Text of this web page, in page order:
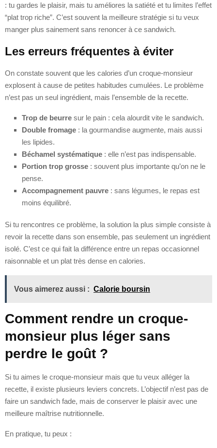
: tu gardes le plaisir, mais tu améliores la satiété et tu limites l’effet
“plat trop riche”. C’est souvent la meilleure stratégie si tu veux
manger plus sainement sans renoncer à ce sandwich.
Les erreurs fréquentes à éviter
On constate souvent que les calories d’un croque-monsieur
explosent à cause de petites habitudes cumulées. Le problème
n’est pas un seul ingrédient, mais l’ensemble de la recette.
Trop de beurre sur le pain : cela alourdit vite le sandwich.
Double fromage : la gourmandise augmente, mais aussi
les lipides.
Béchamel systématique : elle n’est pas indispensable.
Portion trop grosse : souvent plus importante qu’on ne le
pense.
Accompagnement pauvre : sans légumes, le repas est
moins équilibré.
Si tu rencontres ce problème, la solution la plus simple consiste à
revoir la recette dans son ensemble, pas seulement un ingrédient
isolé. C’est ce qui fait la différence entre un repas occasionnel
raisonnable et un plat très dense en calories.
Vous aimerez aussi : Calorie boursin
Comment rendre un croque-
monsieur plus léger sans
perdre le goût ?
Si tu aimes le croque-monsieur mais que tu veux alléger la
recette, il existe plusieurs leviers concrets. L’objectif n’est pas de
faire un sandwich fade, mais de conserver le plaisir avec une
meilleure maîtrise nutritionnelle.
En pratique, tu peux :